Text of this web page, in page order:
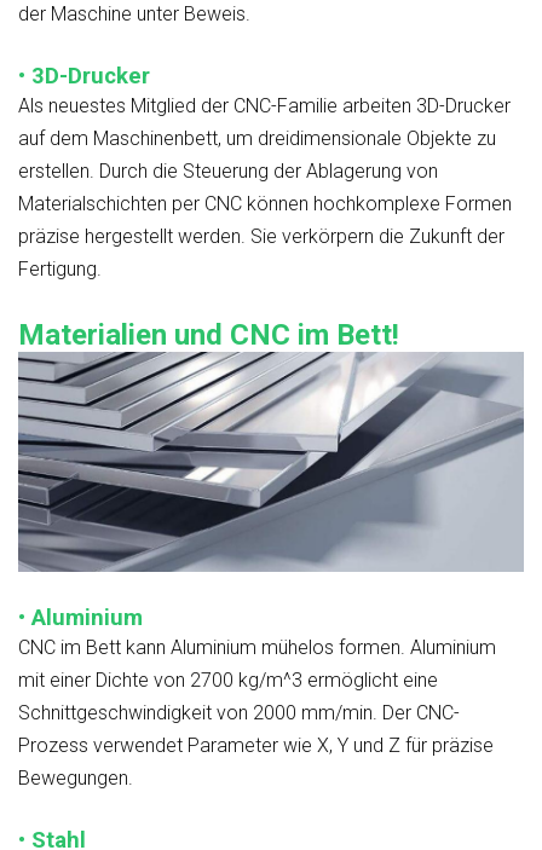
der Maschine unter Beweis.
• 3D-Drucker
Als neuestes Mitglied der CNC-Familie arbeiten 3D-Drucker
auf dem Maschinenbett, um dreidimensionale Objekte zu
erstellen. Durch die Steuerung der Ablagerung von
Materialschichten per CNC können hochkomplexe Formen
präzise hergestellt werden. Sie verkörpern die Zukunft der
Fertigung.
Materialien und CNC im Bett!
• Aluminium
CNC im Bett kann Aluminium mühelos formen. Aluminium
mit einer Dichte von 2700 kg/m^3 ermöglicht eine
Schnittgeschwindigkeit von 2000 mm/min. Der CNC-
Prozess verwendet Parameter wie X, Y und Z für präzise
Bewegungen.
• Stahl